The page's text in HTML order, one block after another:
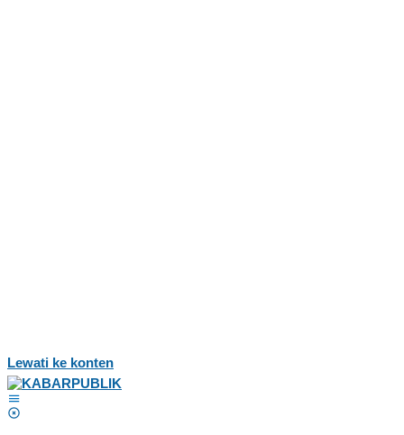
Lewati ke konten